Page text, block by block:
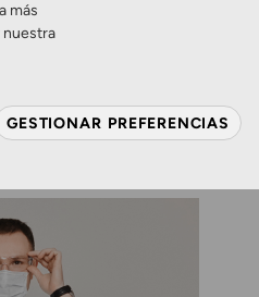
Salud Visual
el
más
nuestra
GESTIONAR PREFERENCIAS